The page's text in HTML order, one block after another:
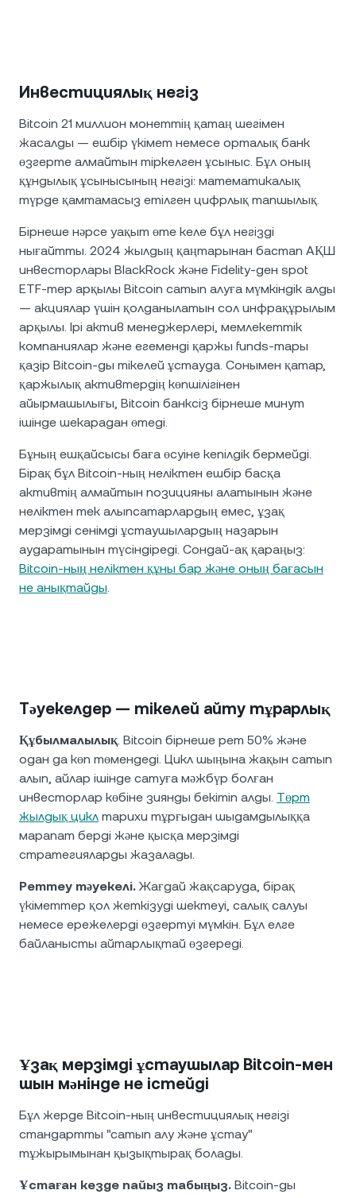
Инвестициялық негіз
Bitcoin 21 миллион монеттің қатаң шегімен
жасалды — ешбір үкімет немесе орталық банк
өзгерте алмайтын тіркелген ұсыныс. Бұл оның
құндылық ұсынысының негізі: математикалық
түрде қамтамасыз етілген цифрлық тапшылық.
Бірнеше нәрсе уақыт өте келе бұл негізді
нығайтты. 2024 жылдың қаңтарынан бастап АҚШ
инвесторлары BlackRock және Fidelity-ден spot
ETF-тер арқылы Bitcoin сатып алуға мүмкіндік алды
— акциялар үшін қолданылатын сол инфрақұрылым
арқылы. Ірі актив менеджерлері, мемлекеттік
компаниялар және егеменді қаржы funds-тары
қазір Bitcoin-ды тікелей ұстауда. Сонымен қатар,
қаржылық активтердің көпшілігінен
айырмашылығы, Bitcoin банксіз бірнеше минут
ішінде шекарадан өтеді.
Бұның ешқайсысы баға өсуіне кепілдік бермейді.
Бірақ бұл Bitcoin-ның неліктен ешбір басқа
активтің алмайтын позицияны алатынын және
неліктен тек алыпсатарлардың емес, ұзақ
мерзімді сенімді ұстаушылардың назарын
аударатынын түсіндіреді. Сондай-ақ қараңыз:
Bitcoin-ның неліктен құны бар және оның бағасын
не анықтайды.
Тәуекелдер — тікелей айту тұрарлық
Құбылмалылық. Bitcoin бірнеше рет 50% және
одан да көп төмендеді. Цикл шыңына жақын сатып
алып, айлар ішінде сатуға мәжбүр болған
инвесторлар көбіне зиянды бекітіп алды. Төрт
жылдық цикл тарихи тұрғыдан шыдамдылыққа
марапат берді және қысқа мерзімді
стратегияларды жазалады.
Реттеу тәуекелі. Жағдай жақсаруда, бірақ
үкіметтер қол жеткізуді шектеуі, салық салуы
немесе ережелерді өзгертуі мүмкін. Бұл елге
байланысты айтарлықтай өзгереді.
Ұзақ мерзімді ұстаушылар Bitcoin-мен
шын мәнінде не істейді
Бұл жерде Bitcoin-ның инвестициялық негізі
стандартты "сатып алу және ұстау"
тұжырымынан қызықтырақ болады.
Ұстаған кезде пайыз табыңыз. Bitcoin-ды